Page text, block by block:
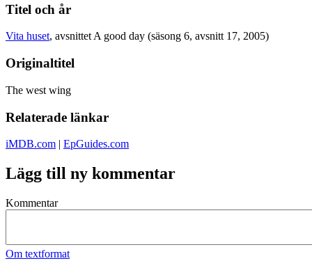
Titel och år
Vita huset, avsnittet A good day (säsong 6, avsnitt 17, 2005)
Originaltitel
The west wing
Relaterade länkar
iMDB.com | EpGuides.com
Lägg till ny kommentar
Kommentar
Om textformat